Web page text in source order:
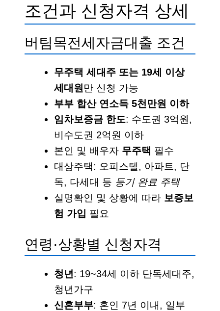
조건과 신청자격 상세
버팀목전세자금대출 조건
무주택 세대주 또는 19세 이상
세대원만 신청 가능
부부 합산 연소득 5천만원 이하
임차보증금 한도: 수도권 3억원,
비수도권 2억원 이하
본인 및 배우자 무주택 필수
대상주택: 오피스텔, 아파트, 단
독, 다세대 등 등기 완료 주택
실명확인 및 상황에 따라 보증보
험 가입 필요
연령·상황별 신청자격
청년: 19~34세 이하 단독세대주,
청년가구
신혼부부: 혼인 7년 이내, 일부